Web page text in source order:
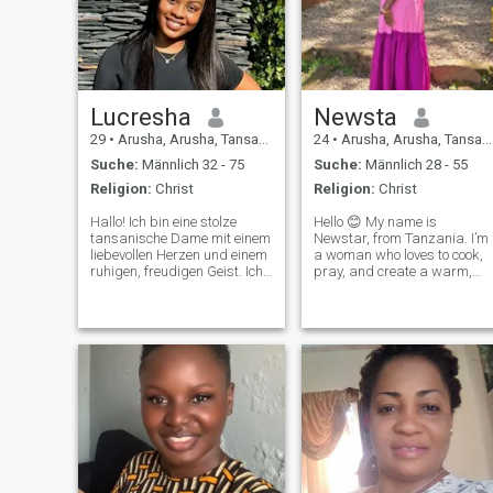
Lucresha
29 • Arusha, Arusha, Tansania
Suche: Männlich 32 - 75
Religion: Christ
Hallo! Ich bin eine stolze
tansanische Dame mit einem
liebevollen Herzen und einem
ruhigen, freudigen Geist. Ich
mag die einfachen Freuden
des Lebens – ob es darum
geht, eine köstliche,
hausgemachte Mahlzeit
zuzubereiten, Zeit in der
Natur zu verbringen oder
ruhige Momente voller
Lachen und Wärme zu teilen.
\NIch bin freundlich, loyal
und liebevoll. Ich schätze
Newsta
24 • Arusha, Arusha, Tansania
Suche: Männlich 28 - 55
Religion: Christ
Hello 😊 My name is
Newstar, from Tanzania. I’m
a woman who loves to cook,
pray, and create a warm,
to meet someone who values
deep connection and is ready